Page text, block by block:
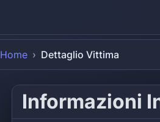
Home Dettaglio Vittima
Informazioni